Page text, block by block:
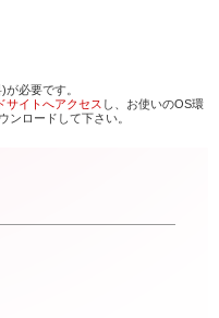
必要です。
サイトへアクセス し、お使いのOS環
ンロードして下さい。